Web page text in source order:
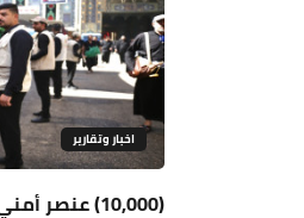
اخبار وتقارير